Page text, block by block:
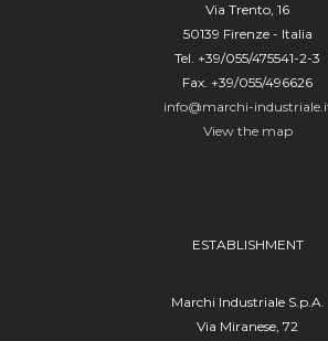
Via Trento, 16
50139 Firenze - Italia
Tel. +39/055/475541-2-3
Fax. +39/055/496626
info@marchi-
View the map
ESTABLISHMENT
Marchi Industriale S.p.A.
Via Miranese, 72